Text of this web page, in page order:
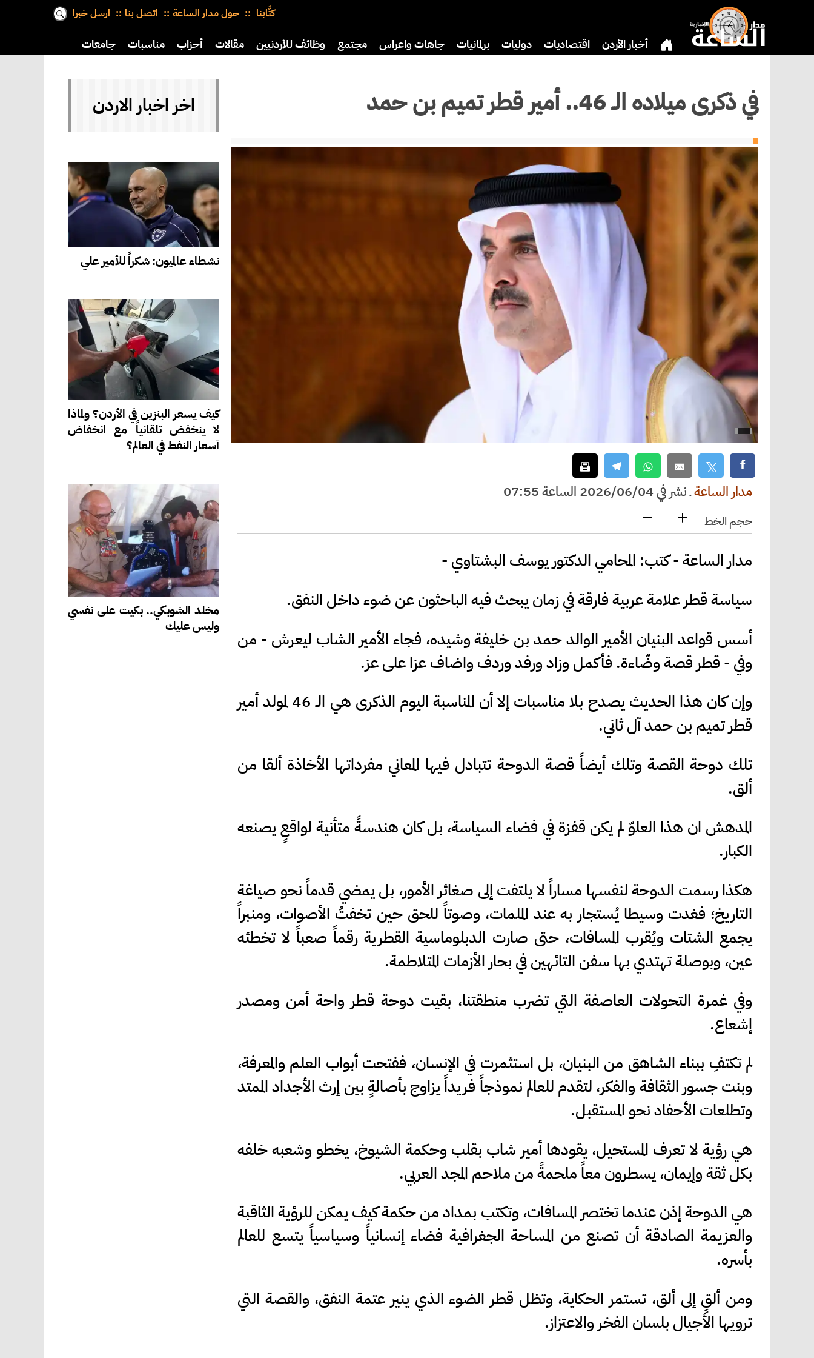
كتَّابنا حول مدار الساعة اتصل بنا ارسل خبرا
أخبار الأردن اقتصاديات دوليات برلمانيات جاهات واعراس مجتمع وظائف للأردنيين مقالات أحزاب مناسبات جامعات
في ذكرى ميلاده الـ 46.. أمير قطر تميم بن حمد
مدار الساعةـنشر في 2026/06/04 الساعة 07:55
حجم الخط
مدار الساعة - كتب: المحامي الدكتور يوسف البشتاوي -
سياسة قطر علامة عربية فارقة في زمان يبحث فيه الباحثون عن ضوء داخل النفق.
أسس قواعد البنيان الأمير الوالد حمد بن خليفة وشيده، فجاء الأمير الشاب ليعرش - من
وفي - قطر قصة وضّاءة. فأكمل وزاد ورفد وردف واضاف عزا على عز.
وإن كان هذا الحديث يصدح بلا مناسبات إلا أن المناسبة اليوم الذكرى هي الـ 46 لمولد أمير
قطر تميم بن حمد آل ثاني.
تلك دوحة القصة وتلك أيضاً قصة الدوحة تتبادل فيها المعاني مفرداتها الأخاذة ألقا من
ألق.
المدهش ان هذا العلوّ لم يكن قفزة في فضاء السياسة، بل كان هندسةً متأنية لواقعٍ يصنعه
الكبار.
هكذا رسمت الدوحة لنفسها مساراً لا يلتفت إلى صغائر الأمور، بل يمضي قدماً نحو صياغة
التاريخ؛ فغدت وسيطا يُستجار به عند الملمات، وصوتاً للحق حين تخفتُ الأصوات، ومنبراً
يجمع الشتات ويُقرب المسافات، حتى صارت الدبلوماسية القطرية رقماً صعباً لا تخطئه
عين، وبوصلة تهتدي بها سفن التائهين في بحار الأزمات المتلاطمة.
وفي غمرة التحولات العاصفة التي تضرب منطقتنا، بقيت دوحة قطر واحة أمن ومصدر
إشعاع.
لم تكتفِ ببناء الشاهق من البنيان، بل استثمرت في الإنسان، ففتحت أبواب العلم والمعرفة،
وبنت جسور الثقافة والفكر، لتقدم للعالم نموذجاً فريداً يزاوج بأصالةٍ بين إرث الأجداد الممتد
وتطلعات الأحفاد نحو المستقبل.
هي رؤية لا تعرف المستحيل، يقودها أمير شاب بقلب وحكمة الشيوخ، يخطو وشعبه خلفه
بكل ثقة وإيمان، يسطرون معاً ملحمةً من ملاحم المجد العربي.
هي الدوحة إذن عندما تختصر المسافات، وتكتب بمداد من حكمة كيف يمكن للرؤية الثاقبة
والعزيمة الصادقة أن تصنع من المساحة الجغرافية فضاء إنسانياً وسياسياً يتسع للعالم
بأسره.
ومن ألقٍ إلى ألق، تستمر الحكاية، وتظل قطر الضوء الذي ينير عتمة النفق، والقصة التي
ترويها الأجيال بلسان الفخر والاعتزاز.
اخر اخبار الاردن
نشطاء عالميون: شكراً للأمير علي
كيف يسعر البنزين في الأردن؟ ولماذا
لا ينخفض تلقائياً مع انخفاض
أسعار النفط في العالم؟
مخلد الشوبكي.. بكيت على نفسي
وليس عليك